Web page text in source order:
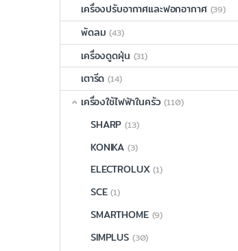
เครื่องปรับอากาศและฟอกอากาศ (39)
พัดลม (43)
เครื่องดูดฝุ่น (31)
เตารีด (14)
เครื่องใช้ไฟฟ้าในครัว (110)
SHARP (13)
KONIKA (3)
ELECTROLUX (1)
SCE (1)
SMARTHOME (9)
SIMPLUS (30)